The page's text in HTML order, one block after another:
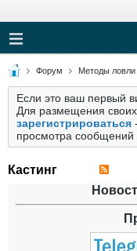
Форум Методы ловли
Если это ваш первый
Для размещения
зарегистрироваться
просмотра сообщений
Кастинг